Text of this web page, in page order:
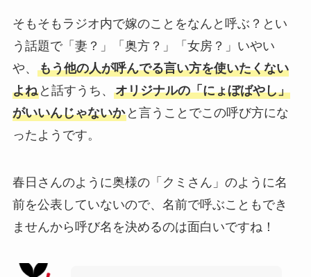
そもそもラジオ内で嫁のことをなんと呼ぶ？とい
う話題で「妻？」「奥方？」「女房？」いやい
や、 もう他の人が呼んでる言い方を使いたくない
よねと話すうち、 オリジナルの「にょぼばやし」
がいいんじゃないかと言うことでこの呼び方にな
ったようです。
春日さんのように奥様の「クミさん」のように名
前を公表していないので、名前で呼ぶこともでき
ませんから呼び名を決めるのは面白いですね！